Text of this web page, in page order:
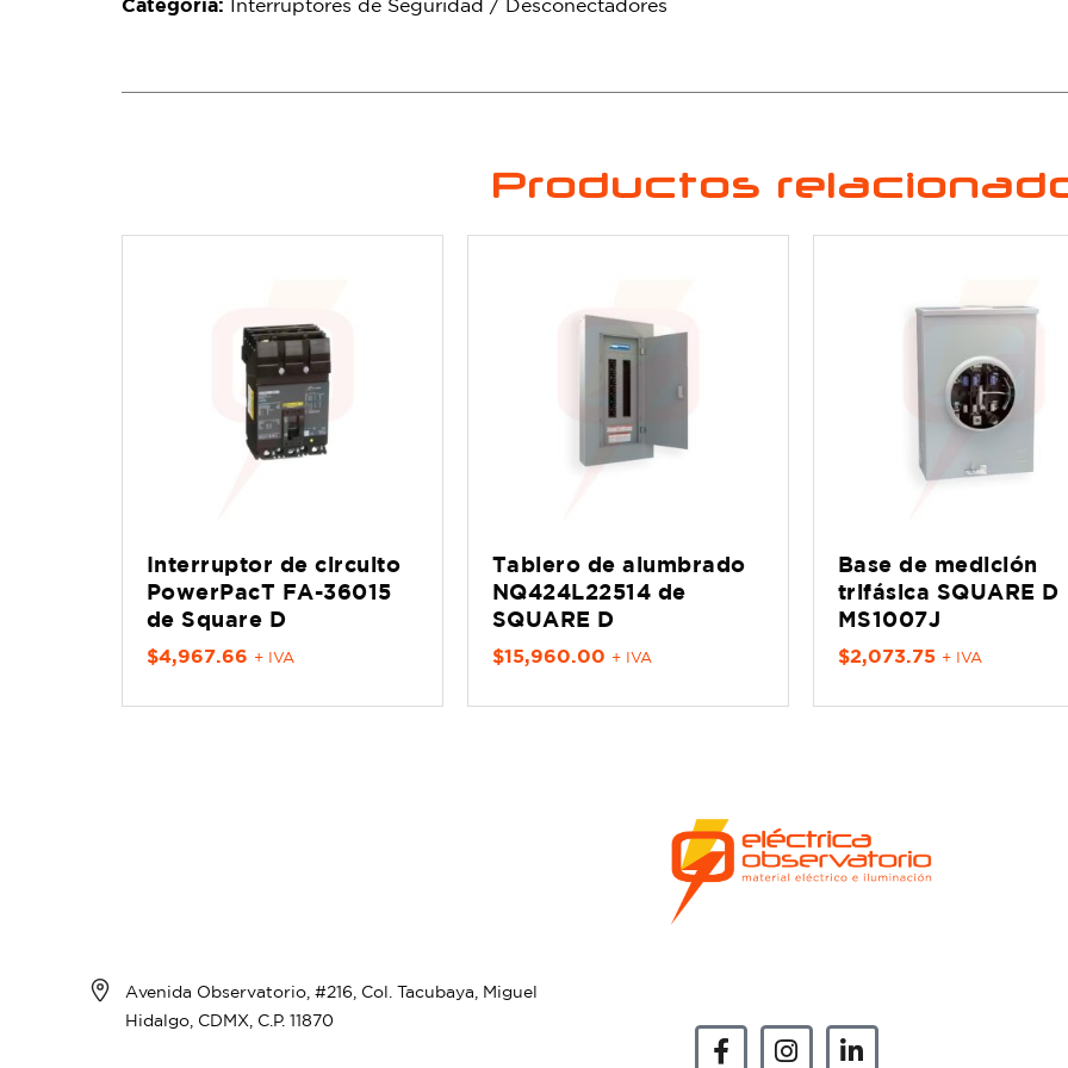
Categoría: Interruptores de Seguridad / Desconectadores
Productos
Interruptor de circuito
PowerPacT FA-36015
de Square D
$4,967.66 + IVA
Tablero de alumbrado
NQ424L22514 de
SQUARE D
$15,960.00 + IVA
Base de medición
trifásica SQUARE D
MS1007J
$2,073.75 + IVA
Avenida Observatorio, #216, Col. Tacubaya, Miguel
Hidalgo, CDMX, C.P. 11870